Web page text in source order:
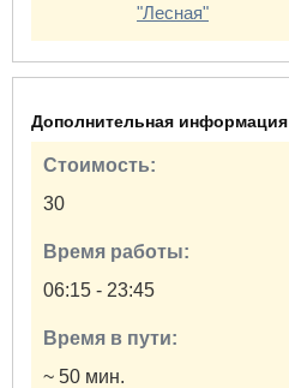
"Лесная"
Дополнительная информация
Стоимость:
30
Время работы:
06:15 - 23:45
Время в пути:
~ 50 мин.